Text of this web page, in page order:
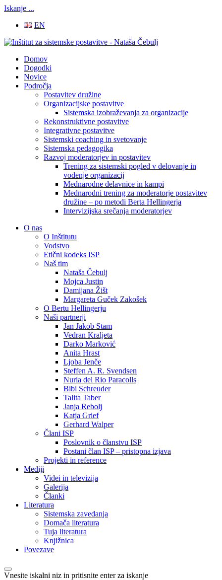
Iskanje ...
EN
Domov
Dogodki
Novice
Področja
Postavitev družine
Organizacijske postavitve
Sistemska izobraževanja za organizacije
Rekonstruktivne postavitve
Integrativne postavitve
Sistemski coaching in svetovanje
Sistemska pedagogika
Razvoj moderatorjev in postavitev
Trening za sistemski pogled v delovanje in
vodenje organizacij
Mednarodne delavnice in kampi
Mednarodni trening za moderatorje postavitev
družine – po metodi Berta Hellingerja
Intervizijska srečanja moderatorjev
O nas
O Inštitutu
Vodstvo
Etični kodeks ISP
Naš tim
Nataša Čebulj
Mojca Justin
Damijana Žišt
Margareta Guček Zakošek
O Bertu Hellingerju
Naši partnerji
Jan Jakob Stam
Vedran Kraljeta
Darko Marković
Anita Hrast
Ljoba Jenče
Steffen A. R. Svendsen
Nuria del Rio Paracolls
Bibi Schreuder
Talita Taber
Janja Rebolj
Katja Grief
Gerhard Walper
Člani ISP
Poslovnik o članstvu ISP
Postani član ISP – pristopna izjava
Projekti in reference
Mediji
Videi in televizija
Galerija
Članki
Literatura
Sistemska zavedanja
Domača literatura
Tuja literatura
Knjižnica
Povezave
Vnesite iskalni niz in pritisnite enter za iskanje